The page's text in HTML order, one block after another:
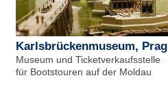
Karlsbrückenmuseum, Prag
Museum und Ticketverkaufsstelle
für Bootstouren auf der Moldau